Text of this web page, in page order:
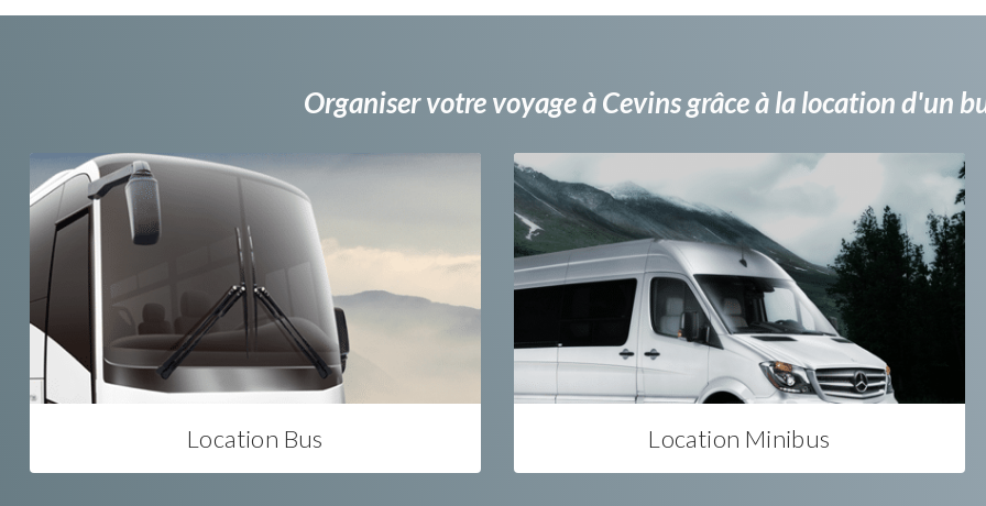
Organiser votre voyage à Cevins grâce à la location d'un
Location Bus Location Minibus